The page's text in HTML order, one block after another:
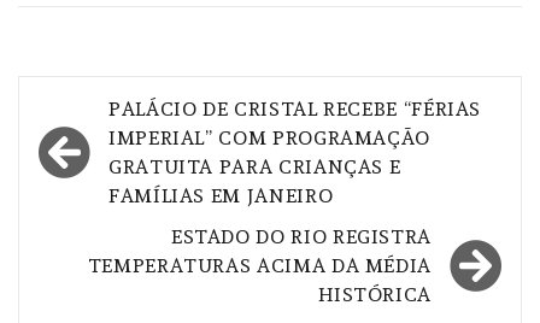
Navegação
de
Post
PALÁCIO DE CRISTAL RECEBE “FÉRIAS
IMPERIAL” COM PROGRAMAÇÃO
GRATUITA PARA CRIANÇAS E
FAMÍLIAS EM JANEIRO
ESTADO DO RIO REGISTRA
TEMPERATURAS ACIMA DA MÉDIA
HISTÓRICA